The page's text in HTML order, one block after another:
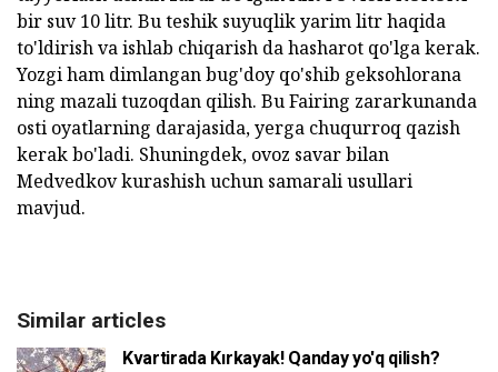
bir suv 10 litr. Bu teshik suyuqlik yarim litr haqida
to'ldirish va ishlab chiqarish da hasharot qo'lga kerak.
Yozgi ham dimlangan bug'doy qo'shib geksohlorana
ning mazali tuzoqdan qilish. Bu Fairing zararkunanda
osti oyatlarning darajasida, yerga chuqurroq qazish
kerak bo'ladi. Shuningdek, ovoz savar bilan
Medvedkov kurashish uchun samarali usullari
mavjud.
Similar articles
Kvartirada Kırkayak! Qanday yo'q qilish?